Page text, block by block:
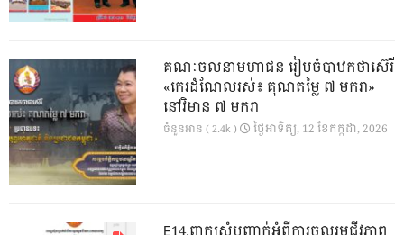
គណៈចលនាមហាជន រៀបចំបាឋកថាស៊េរី
«កេរដំណែលរស់៖ គុណតម្លៃ ៧ មករា»
នៅវិមាន ៧ មករា
ចំនួនអាន ( 2.4k ) ថ្ងៃ​អាទិត្យ, 12 ខែ​កក្កដា, 2026